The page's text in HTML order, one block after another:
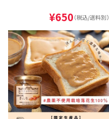
¥650（税込/送料別）